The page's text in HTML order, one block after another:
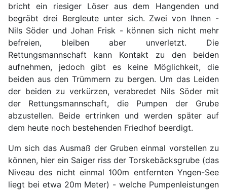
bricht ein riesiger Löser aus dem Hangenden und
begräbt drei Bergleute unter sich. Zwei von Ihnen -
Nils Söder und Johan Frisk - können sich nicht mehr
befreien, bleiben aber unverletzt. Die
Rettungsmannschaft kann Kontakt zu den beiden
aufnehmen, jedoch gibt es keine Möglichkeit, die
beiden aus den Trümmern zu bergen. Um das Leiden
der beiden zu verkürzen, verabredet Nils Söder mit
der Rettungsmannschaft, die Pumpen der Grube
abzustellen. Beide ertrinken und werden später auf
dem heute noch bestehenden Friedhof beerdigt.
Um sich das Ausmaß der Gruben einmal vorstellen zu
können, hier ein Saiger riss der Torskebäcksgrube (das
Niveau des nicht einmal 100m entfernten Yngen-See
liegt bei etwa 20m Meter) - welche Pumpenleistungen